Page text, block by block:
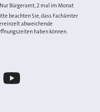
Bürgeramt, 2 mal im Monat
beachten Sie, dass Fachämter
abweichende
haben können.